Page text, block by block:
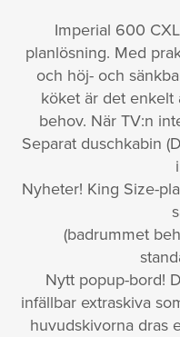
Imperial 600
planlösning. Med
och höj- och
köket är det enkelt
behov. När TV:n
Separat duschkabin
Nyheter! King Size-
(badrummet
Nytt popup-bord!
infällbar extraskiva
huvudskivorna dras